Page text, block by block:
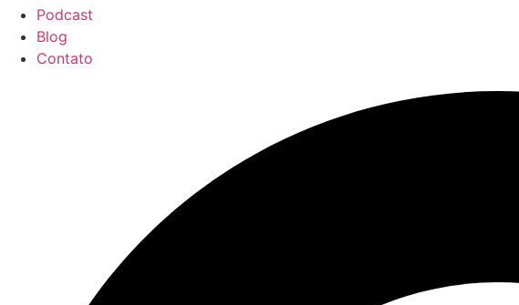
Podcast
Blog
Contato